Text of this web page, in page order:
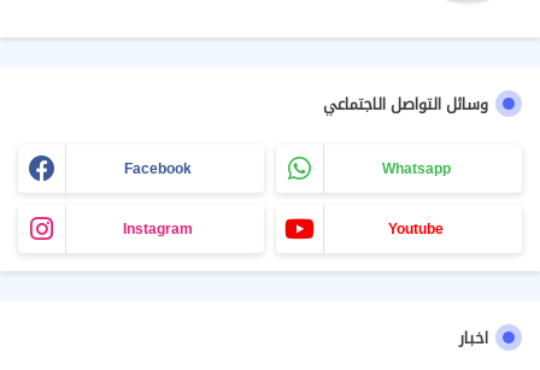
وسائل التواصل الاجتماعي
Facebook Whatsapp
Instagram Youtube
اخبار